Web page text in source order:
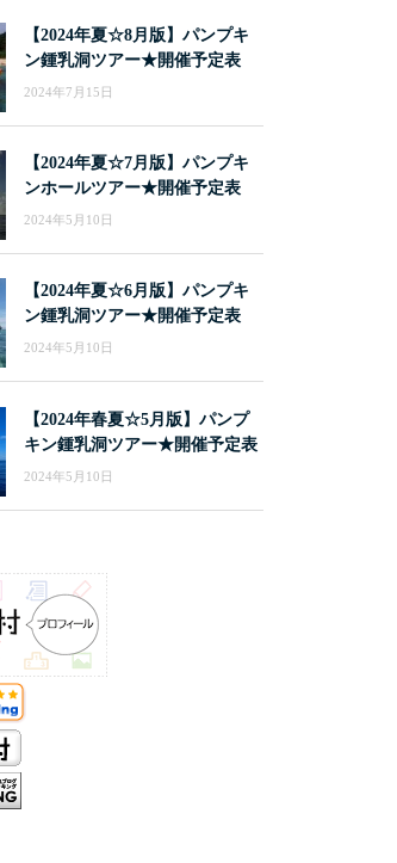
【2024年夏☆8月版】パンプキ
ン鍾乳洞ツアー★開催予定表
2024年7月15日
【2024年夏☆7月版】パンプキ
ンホールツアー★開催予定表
2024年5月10日
【2024年夏☆6月版】パンプキ
ン鍾乳洞ツアー★開催予定表
2024年5月10日
【2024年春夏☆5月版】パンプ
キン鍾乳洞ツアー★開催予定表
2024年5月10日